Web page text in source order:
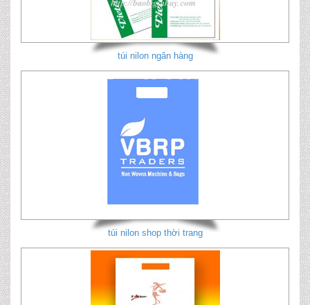
túi nilon ngân hàng
túi nilon shop thời trang